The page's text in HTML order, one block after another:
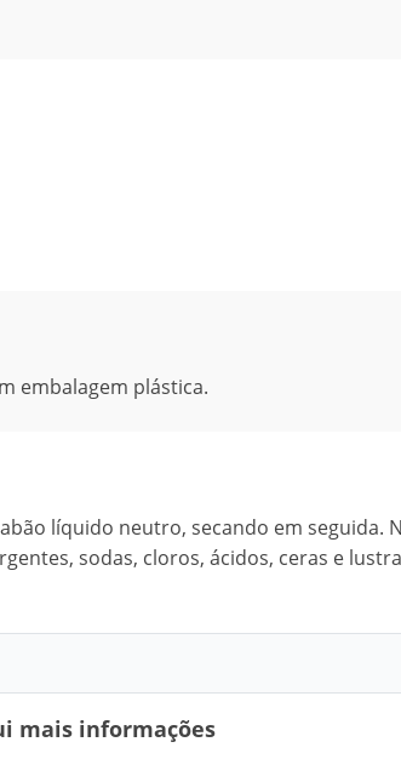
embalagem plástica.
líquido neutro, secando em seguida.
sodas, cloros, ácidos, ceras e lustra
mais informações